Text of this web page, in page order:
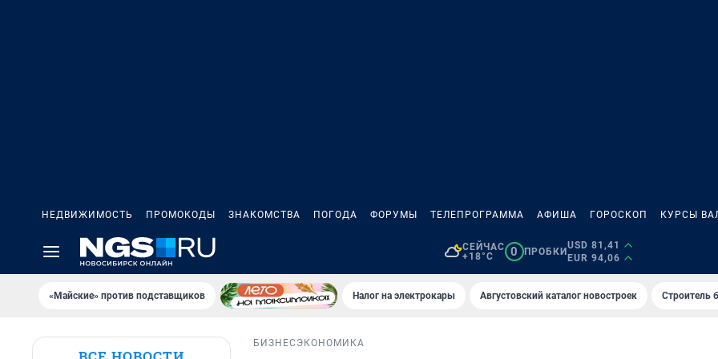
НЕДВИЖИМОСТЬ ПРОМОКОДЫ ЗНАКОМСТВА ПОГОДА ФОРУМЫ ТЕЛЕПРОГРАММА АФИША ГОРОСКОП КУРСЫ
СЕЙЧАС
+18°C
0 ПРОБКИ
USD 81,41
EUR 94,06
«Майские» против подставщиков Налог на электрокары Августовский каталог новостроек Строитель
БИЗНЕС ЭКОНОМИКА